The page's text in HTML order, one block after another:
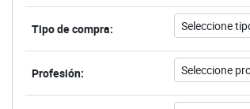
Tipo de compra:
Profesión: